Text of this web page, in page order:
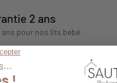
2 ans
ans pour nos lits bébé